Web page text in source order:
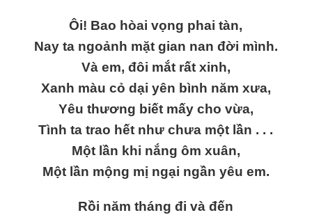
Ôi! Bao hòai vọng phai tàn,
Nay ta ngoảnh mặt gian nan đời mình.
Và em, đôi mắt rất xinh,
Xanh màu cỏ dại yên bình năm xưa,
Yêu thương biết mấy cho vừa,
Tình ta trao hết như chưa một lần . . .
Một lần khi nắng ôm xuân,
Một lần mộng mị ngại ngần yêu em.
Rồi năm tháng đi và đến